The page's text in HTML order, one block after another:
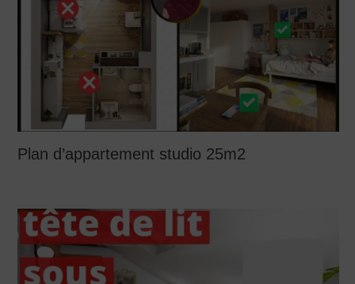
Plan d’appartement studio 25m2